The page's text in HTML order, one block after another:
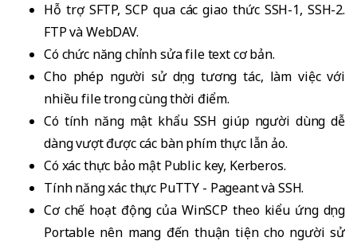
Hỗ trợ SFTP, SCP qua các giao thức SSH-1, SSH-2.
FTP và WebDAV.
Có chức năng chỉnh sửa file text cơ bản.
Cho phép người sử dụng tương tác, làm việc với
nhiều file trong cùng thời điểm.
Có tính năng mật khẩu SSH giúp người dùng dễ
dàng vượt được các bàn phím thực lẫn ảo.
Có xác thực bảo mật Public key, Kerberos.
Tính năng xác thực PuTTY - Pageant và SSH.
Cơ chế hoạt động của WinSCP theo kiểu ứng dụng
Portable nên mang đến thuận tiện cho người sử